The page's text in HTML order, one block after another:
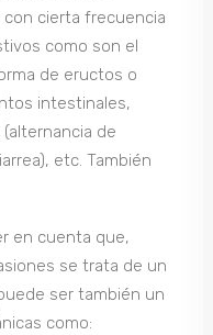
cierta frecuencia
como son el
de eructos o
intestinales,
de
etc. También
en cuenta que,
se trata de un
ser también un
como: